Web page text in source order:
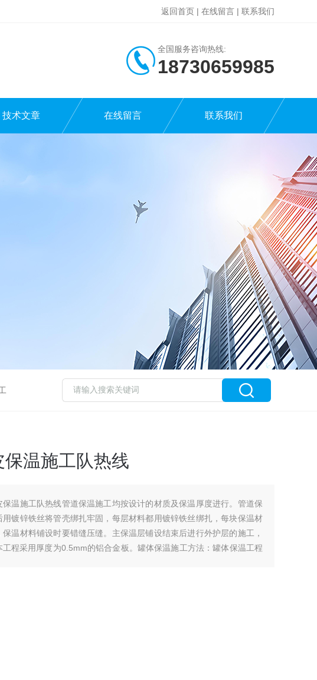
返回首页 | 在线留言 | 联系我们
全国服务咨询热线:
18730659985
技术文章 在线留言 联系我们
温施工队热线
保温施工队热线管道保温施工均按设计的材质及保温厚度进行。管道保
镀锌铁丝将管壳绑扎牢固，每层材料都用镀锌铁丝绑扎，每块保温材
温材料铺设时要错缝压缝。主保温层铺设结束后进行外护层的施工，
程采用厚度为0.5mm的铝合金板。罐体保温施工方法：罐体保温工程